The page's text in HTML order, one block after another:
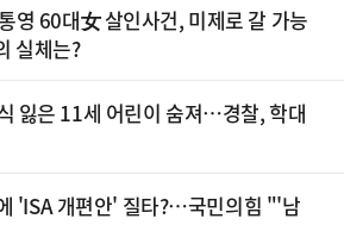
영 60대女 살인사건, 미제로 갈 가능
실체는?
잃은 11세 어린이 숨져…경찰, 학대
'ISA 개편안' 질타?…국민의힘 "'남